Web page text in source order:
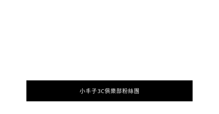
小丰子3C俱樂部粉絲團